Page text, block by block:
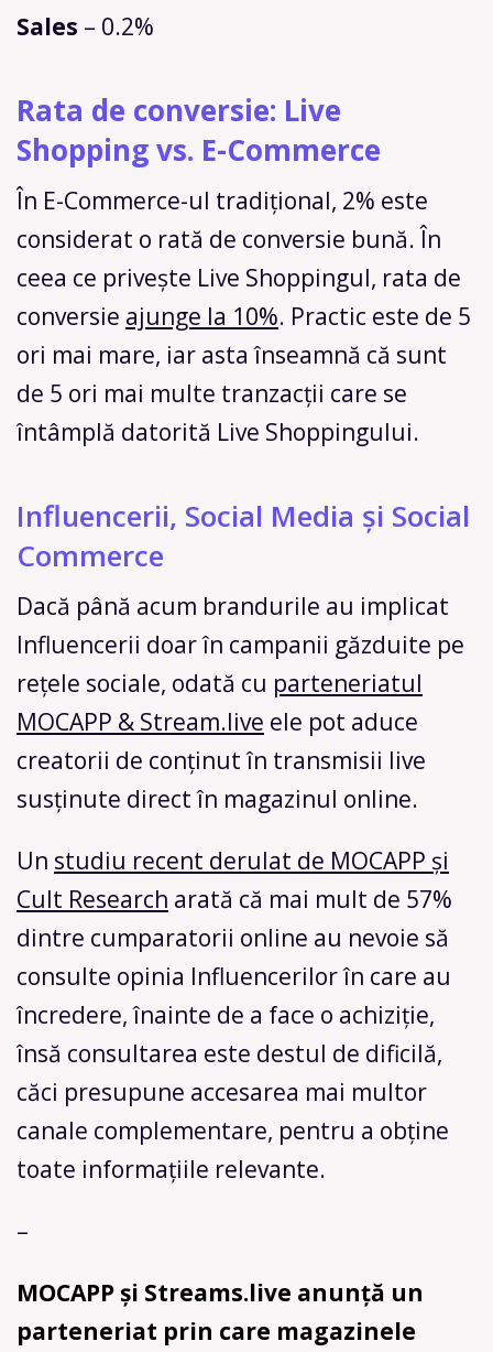
Sales – 0.2%
Rata de conversie: Live
Shopping vs. E-Commerce
În E-Commerce-ul tradițional, 2% este
considerat o rată de conversie bună. În
ceea ce privește Live Shoppingul, rata de
conversie ajunge la 10%. Practic este de 5
ori mai mare, iar asta înseamnă că sunt
de 5 ori mai multe tranzacții care se
întâmplă datorită Live Shoppingului.
Influencerii, Social Media și Social
Commerce
Dacă până acum brandurile au implicat
Influencerii doar în campanii găzduite pe
rețele sociale, odată cu parteneriatul
MOCAPP & Stream.live ele pot aduce
creatorii de conținut în transmisii live
susținute direct în magazinul online.
Un studiu recent derulat de MOCAPP și
Cult Research arată că mai mult de 57%
dintre cumparatorii online au nevoie să
consulte opinia Influencerilor în care au
încredere, înainte de a face o achiziție,
însă consultarea este destul de dificilă,
căci presupune accesarea mai multor
canale complementare, pentru a obține
toate informațiile relevante.
–
MOCAPP și Streams.live anunță un
parteneriat prin care magazinele